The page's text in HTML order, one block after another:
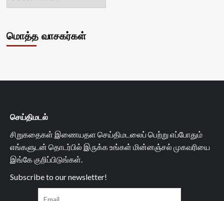
மொத்த வாசகர்கள்
செய்திமடல்
சிறுகதைகள் இணையதள செய்திமடலைப் பெற்று எப்போதும்
எங்களுடன் தொடர்பில் இருக்க உங்கள் மின்னஞ்சல் முகவரியை
இங்கே குறிப்பிடுங்கள்.
Subscribe to our newsletter!